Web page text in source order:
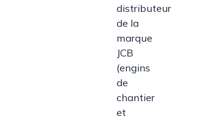
distributeur
de la
marque
JCB
(engins
de
chantier
et